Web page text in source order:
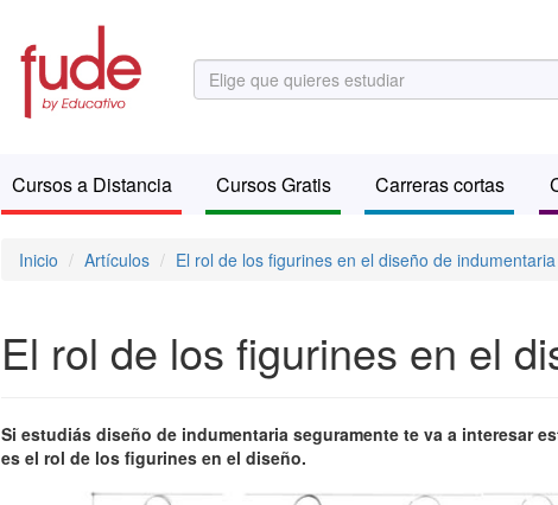
Cursos a Distancia Cursos Gratis Carreras cortas
Inicio Artículos El rol de los figurines en el diseño de indumentaria
El rol de los figurines en el
Si estudiás diseño de indumentaria seguramente te va a interesar
es el rol de los figurines en el diseño.